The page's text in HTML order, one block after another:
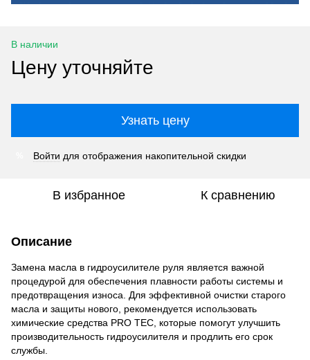
В наличии
Цену уточняйте
Узнать цену
Войти для отображения накопительной скидки
В избранное К сравнению
Описание
Замена масла в гидроусилителе руля является важной
процедурой для обеспечения плавности работы системы и
предотвращения износа. Для эффективной очистки старого
масла и защиты нового, рекомендуется использовать
химические средства PRO TEC, которые помогут улучшить
производительность гидроусилителя и продлить его срок
службы.